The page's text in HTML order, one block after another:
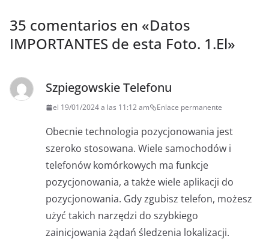
35 comentarios en «Datos
IMPORTANTES de esta Foto. 1.El»
Szpiegowskie Telefonu
el 19/01/2024 a las 11:12 am Enlace permanente
Obecnie technologia pozycjonowania jest
szeroko stosowana. Wiele samochodów i
telefonów komórkowych ma funkcje
pozycjonowania, a także wiele aplikacji do
pozycjonowania. Gdy zgubisz telefon, możesz
użyć takich narzędzi do szybkiego
zainicjowania żądań śledzenia lokalizacji.